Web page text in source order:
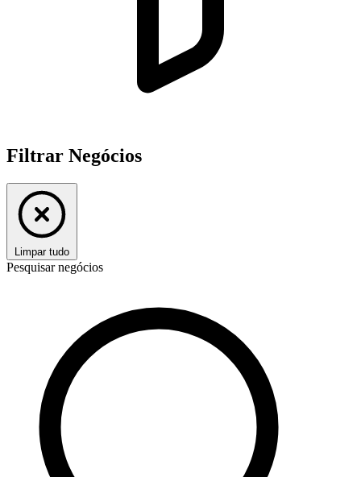
Filtrar Negócios
Limpar tudo
Pesquisar negócios